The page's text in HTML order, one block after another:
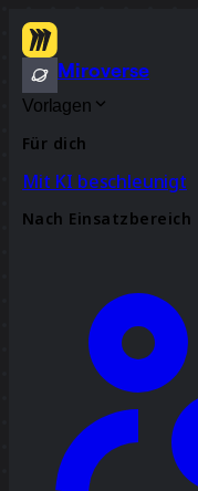
Miroverse
Vorlagen
Für dich
Mit KI beschleunigt
Nach Einsatzbereich